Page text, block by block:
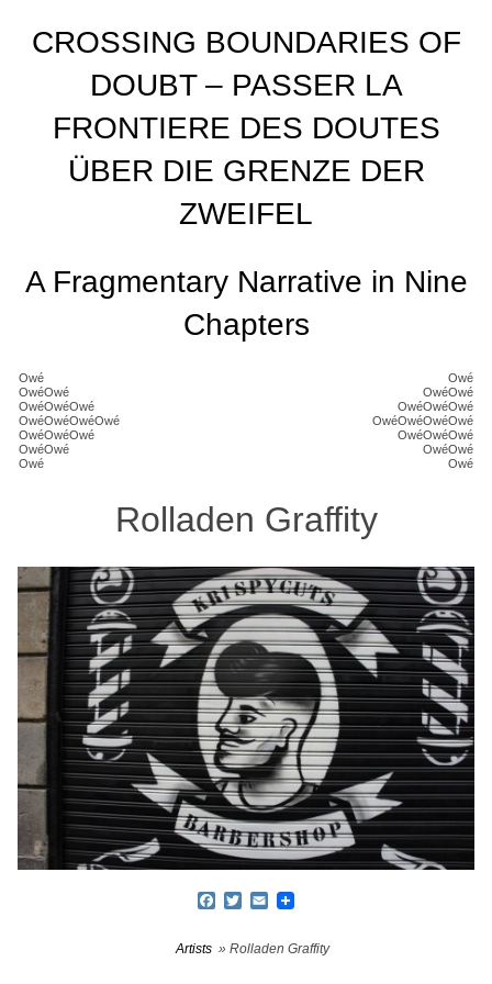
CROSSING BOUNDARIES OF
DOUBT – PASSER LA
FRONTIERE DES DOUTES
ÜBER DIE GRENZE DER
ZWEIFEL
A Fragmentary Narrative in Nine
Chapters
Owé
Owé
OwéOwé
OwéOwé
OwéOwéOwé
OwéOwéOwé
OwéOwéOwéOwé
OwéOwéOwéOwé
OwéOwéOwé
OwéOwéOwé
OwéOwé
OwéOwé
Owé
Owé
Rolladen Graffity
Facebook
TwitterEmail
Artists » Rolladen Graffity